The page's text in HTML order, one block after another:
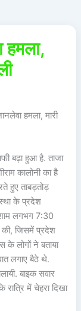
हमला,
हमला, मारी
बढ़ा हुआ है. ताजा
कालोनी का है
हुए ताबड़तोड़
के प्रदेश
शाम लगभग 7:30
की, जिसमें प्रदेश
के लोगों ने बताया
लगाए बैठे थे.
बाइक सवार
रात्रि में चेहरा दिखा